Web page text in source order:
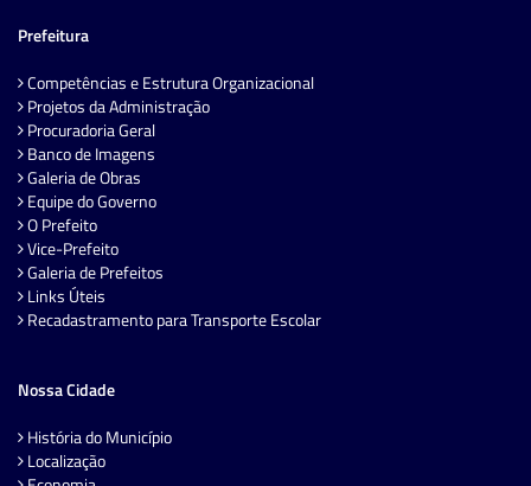
Prefeitura
Competências e Estrutura Organizacional
Projetos da Administração
Procuradoria Geral
Banco de Imagens
Galeria de Obras
Equipe do Governo
O Prefeito
Vice-Prefeito
Galeria de Prefeitos
Links Úteis
Recadastramento para Transporte Escolar
Nossa Cidade
História do Município
Localização